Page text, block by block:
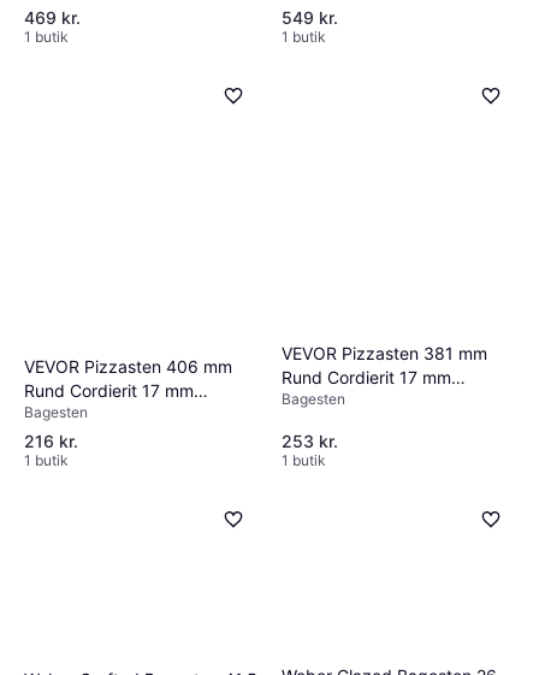
469 kr.
1 butik
549 kr.
1 butik
VEVOR Pizzasten 406 mm
Rund Cordierit 17 mm
Bagesten
Bagesten
216 kr.
1 butik
VEVOR Pizzasten 381 mm
Rund Cordierit 17 mm
Bagesten
Bagesten
253 kr.
1 butik